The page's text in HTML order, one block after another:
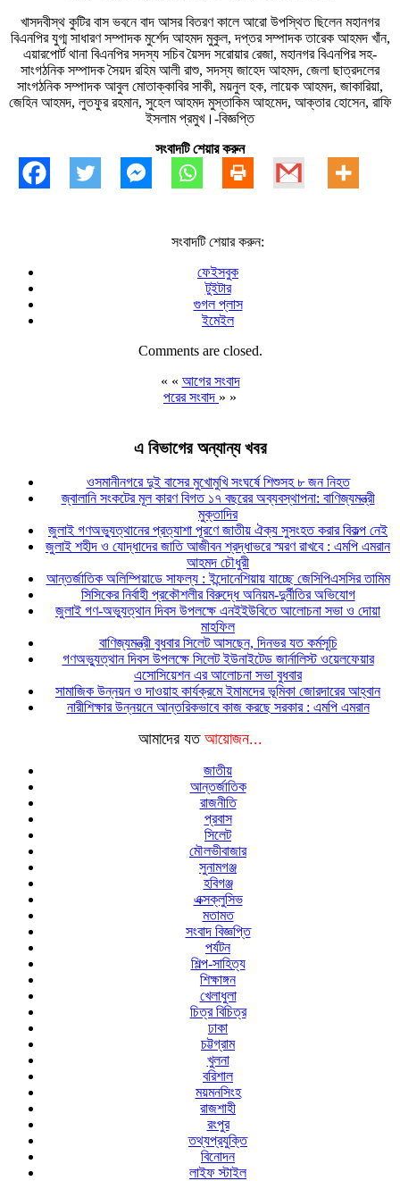
খাসদবীস্থ কুটির বাস ভবনে বাদ আসর বিতরণ কালে আরো উপস্থিত ছিলেন মহানগর
বিএনপির যুগ্ম সাধারণ সম্পাদক মুর্শেদ আহমদ মুকুল, দপ্তর সম্পাদক তারেক আহমদ খাঁন,
এয়ারপোর্ট থানা বিএনপির সদস্য সচিব য়ৈসদ সরোয়ার রেজা, মহানগর বিএনপির সহ-
সাংগঠনিক সম্পাদক সৈয়দ রহিম আলী রাশু, সদস্য জাহেদ আহমদ, জেলা ছাত্রদলের
সাংগঠনিক সম্পাদক আবুল মোতাক্কাবির সাকী, ময়নুল হক, লায়েক আহমদ, জাকারিয়া,
জেহিন আহমদ, লুতফুর রহমান, সুহেল আহমদ মুস্তাকিম আহমেদ, আক্তার হোসেন, রাফি
ইসলাম প্রমুখ।-বিজ্ঞপ্তি
সংবাদটি শেয়ার করুন
সংবাদটি শেয়ার করুন:
ফেইসবুক
টুইটার
গুগল প্লাস
ইমেইল
Comments are closed.
« « আগের সংবাদ
পরের সংবাদ » »
এ বিভাগের অন্যান্য খবর
ওসমানীনগরে দুই বাসের মুখোমুখি সংঘর্ষে শিশুসহ ৮ জন নিহত
জ্বালানি সংকটের মূল কারণ বিগত ১৭ বছরের অব্যবস্থাপনা: বাণিজ্যমন্ত্রী
মুক্তাদির
জুলাই গণঅভ্যুত্থানের প্রত্যাশা পূরণে জাতীয় ঐক্য সুসংহত করার বিকল্প নেই
জুলাই শহীদ ও যোদ্ধাদের জাতি আজীবন শ্রদ্ধাভরে স্মরণ রাখবে : এমপি এমরান
আহমদ চৌধুরী
আন্তর্জাতিক অলিম্পিয়াডে সাফল্য : ইন্দোনেশিয়ায় যাচ্ছে জেসিপিএসসির তামিম
সিসিকের নির্বাহী প্রকৌশলীর বিরুদ্ধে অনিয়ম-দুর্নীতির অভিযোগ
জুলাই গণ-অভ্যুত্থান দিবস উপলক্ষে এনইইউবিতে আলোচনা সভা ও দোয়া
মাহফিল
বাণিজ্যমন্ত্রী বুধবার সিলেট আসছেন, দিনভর যত কর্মসূচি
গণঅভ্যুত্থান দিবস উপলক্ষে সিলেট ইউনাইটেড জার্নালিস্ট ওয়েলফেয়ার
এসোসিয়েশন এর আলোচনা সভা বুধবার
সামাজিক উন্নয়ন ও দাওয়াহ কার্যক্রমে ইমামদের ভূমিকা জোরদারের আহ্বান
নারীশিক্ষার উন্নয়নে আন্তরিকভাবে কাজ করছে সরকার : এমপি এমরান
আমাদের যত আয়োজন...
জাতীয়
আন্তর্জাতিক
রাজনীতি
প্রবাস
সিলেট
মৌলভীবাজার
সুনামগঞ্জ
হবিগঞ্জ
এক্সক্লুসিভ
মতামত
সংবাদ বিজ্ঞপ্তি
পর্যটন
শিল্প-সাহিত্য
শিক্ষাঙ্গন
খেলাধুলা
চিত্র বিচিত্র
ঢাকা
চট্টগ্রাম
খুলনা
বরিশাল
ময়মনসিংহ
রাজশাহী
রংপুর
তথ্যপ্রযুক্তি
বিনোদন
লাইফ স্টাইল